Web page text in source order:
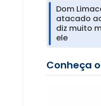
Dom
atacado
diz muito
ele
Conheça